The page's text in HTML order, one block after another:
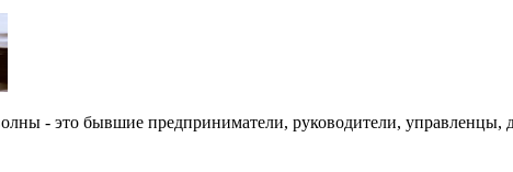
- это бывшие предприниматели, руководители, управленцы,